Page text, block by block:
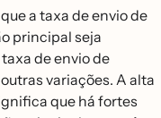
a taxa de envio de
principal seja
de envio de
variações. A alta
que há fortes